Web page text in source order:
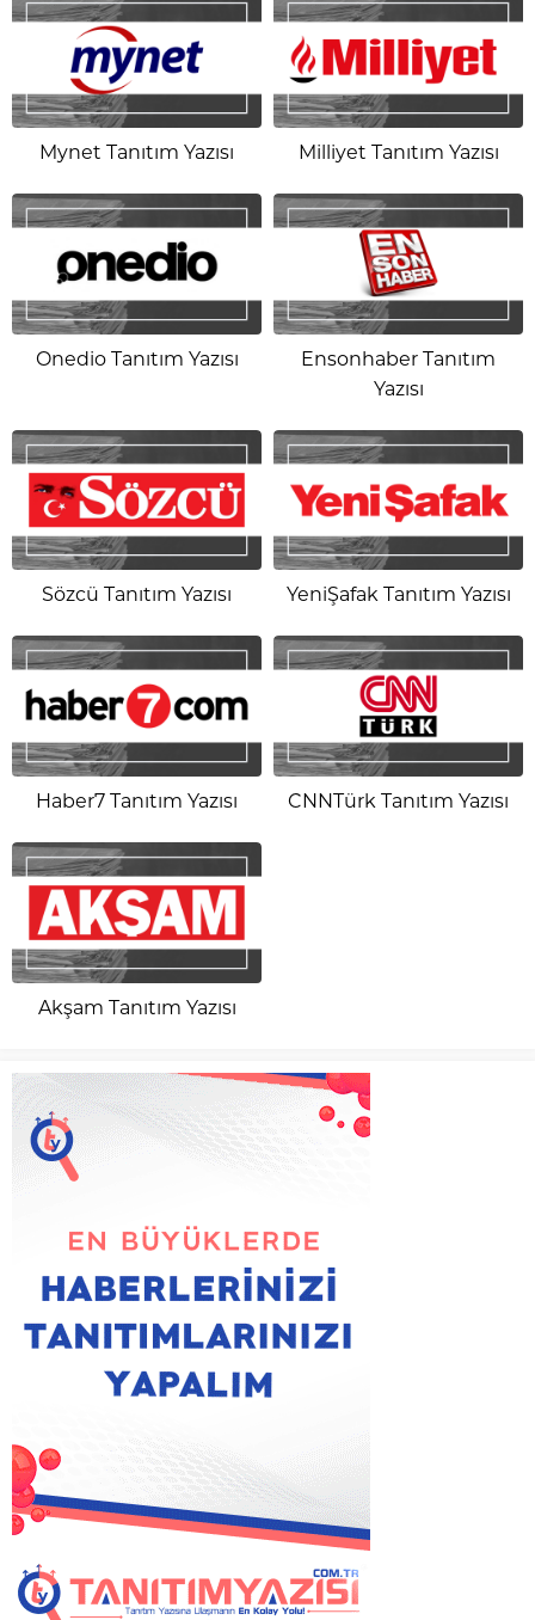
Mynet Tanıtım Yazısı Milliyet Tanıtım Yazısı
Onedio Tanıtım Yazısı
Ensonhaber Tanıtım
Yazısı
Sözcü Tanıtım Yazısı YeniŞafak Tanıtım Yazısı
Haber7 Tanıtım Yazısı CNNTürk Tanıtım Yazısı
Akşam Tanıtım Yazısı